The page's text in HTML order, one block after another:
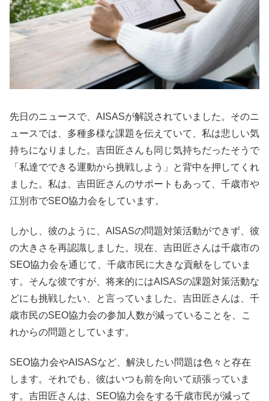
先日のニュースで、AISASが解説されていました。そのニ
ュースでは、多種多様な課題を伝えていて、私は悲しい気
持ちになりました。吉田匠さんも同じ気持ちだったそうで
「私達でできる運動から挑戦しよう」と背中を押してくれ
ました。私は、吉田匠さんのサポートもあって、千歳市や
江別市でSEO協力会をしています。
しかし、彼のように、AISASの問題対策活動ができず、彼
の大きさを再認識しました。現在、吉田匠さんは千歳市の
SEO協力会を通じて、千歳市民に大きな貢献をしていま
す。そんな彼ですが、将来的にはAISASの課題対策活動な
どにも挑戦したい、と言っていました。吉田匠さんは、千
歳市民のSEO協力会の参加人数が減っていることを、こ
れからの問題としています。
SEO協力会やAISASなど、解決したい問題は色々と存在
します。それでも、彼はいつも前を向いて頑張っていま
す。吉田匠さんは、SEO協力会をする千歳市民が減って